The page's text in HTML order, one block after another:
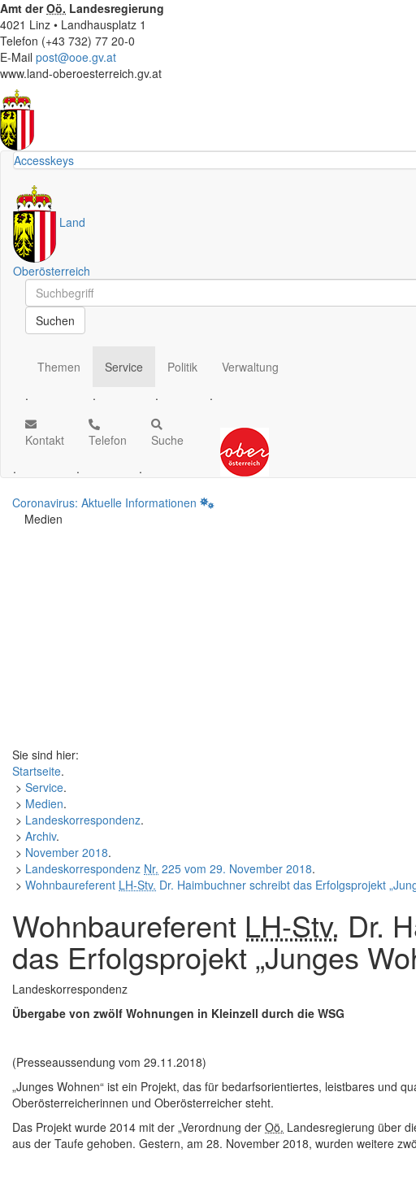
Amt derOö. Landesregierung
4021 Linz • Landhausplatz 1
Telefon (+43 732) 77 20-0
E-Mail post@ooe.gv.at
www.land-oberoesterreich.gv.at
Accesskeys
Land
Oberösterreich
Schnellsuche
Schnellsuche
Suchen
Themen
.
Service
.
Politik
.
Verwaltung
.
Kontakt
.
Telefon
.
Suche
.
Coronavirus: Aktuelle Informationen
Medien
Sie sind hier:
Startseite.
> Service.
> Medien.
> Landeskorrespondenz.
> Archiv.
> November 2018.
> Landeskorrespondenz Nr. 225 vom 29. November 2018.
> Wohnbaureferent LH-Stv. Dr. Haimbuchner schreibt das Erfolgsprojekt
Wohnbaureferent LH-Stv. Dr.
das Erfolgsprojekt „Junges
Landeskorrespondenz
Übergabe von zwölf Wohnungen in Kleinzell durch die WSG
(Presseaussendung vom 29.11.2018)
„Junges Wohnen“ ist ein Projekt, das für bedarfsorientiertes, leistbares und
Oberösterreicherinnen und Oberösterreicher steht.
Das Projekt wurde 2014 mit der „Verordnung der Oö. Landesregierung über
aus der Taufe gehoben. Gestern, am 28. November 2018, wurden weitere